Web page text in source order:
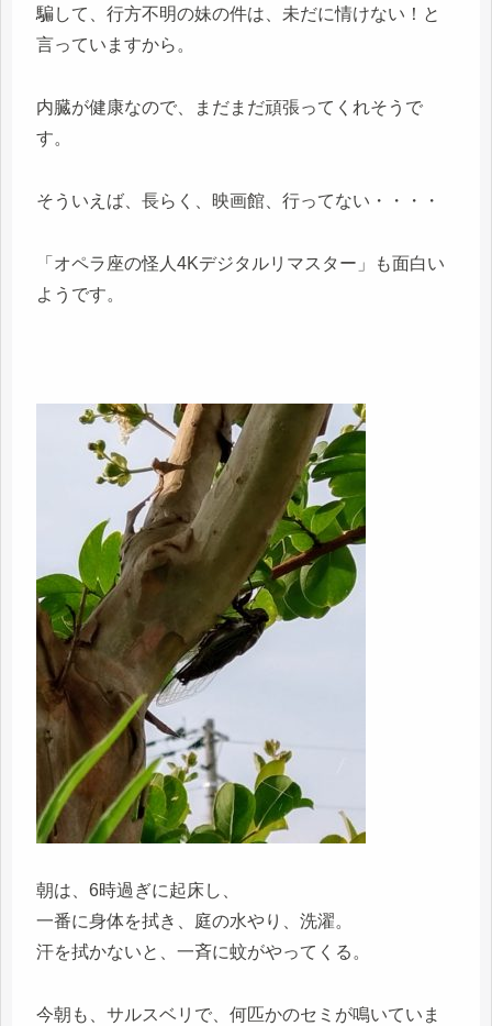
騙して、行方不明の妹の件は、未だに情けない！と
言っていますから。
内臓が健康なので、まだまだ頑張ってくれそうで
す。
そういえば、長らく、映画館、行ってない・・・・
「オペラ座の怪人4Kデジタルリマスター」も面白い
ようです。
朝は、6時過ぎに起床し、
一番に身体を拭き、庭の水やり、洗濯。
汗を拭かないと、一斉に蚊がやってくる。
今朝も、サルスベリで、何匹かのセミが鳴いていま